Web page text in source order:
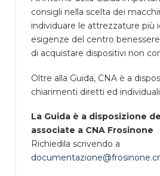
consigli nella scelta dei
individuare le attrezzature più
esigenze del centro
di acquistare dispositivi non
Oltre alla Guida, CNA è a
chiarimenti diretti ed
La Guida è a disposizione
associate a CNA Frosinone
Richiedila scrivendo a